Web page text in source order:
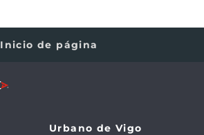
Inicio de página
Urbano de Vigo